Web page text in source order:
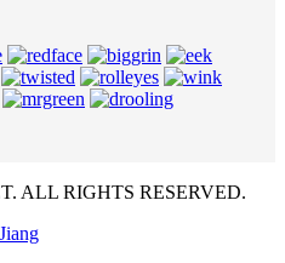
ALL RIGHTS RESERVED.